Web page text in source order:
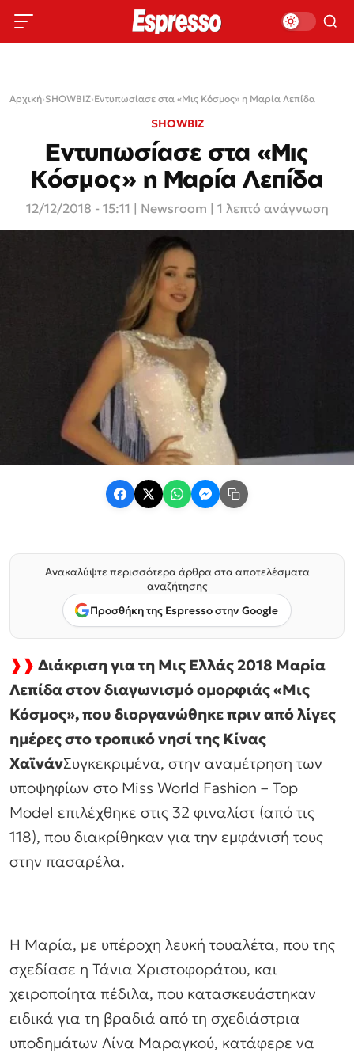
Αρχική›SHOWBIZ›Εντυπωσίασε στα «Μις Κόσμος» η Μαρία Λεπίδα
SHOWBIZ
Εντυπωσίασε στα «Μις
Κόσμος» η Μαρία Λεπίδα
12/12/2018 - 15:11 Newsroom | 1 λεπτό ανάγνωση
Ανακαλύψτε περισσότερα άρθρα στα αποτελέσματα
αναζήτησης
Προσθήκη της Espresso στην Google
❱❱ Διάκριση για τη Μις Ελλάς 2018 Μαρία
Λεπίδα στον διαγωνισμό ομορφιάς «Μις
Κόσμος», που διοργανώθηκε πριν από λίγες
ημέρες στο τροπικό νησί της Κίνας
ΧαϊνάνΣυγκεκριμένα, στην αναμέτρηση των
υποψηφίων στο Miss World Fashion – Top
Model επιλέχθηκε στις 32 φιναλίστ (από τις
118), που διακρίθηκαν για την εμφάνισή τους
στην πασαρέλα.
Η Μαρία, με υπέροχη λευκή τουαλέτα, που της
σχεδίασε η Τάνια Χριστοφοράτου, και
χειροποίητα πέδιλα, που κατασκευάστηκαν
ειδικά για τη βραδιά από τη σχεδιάστρια
υποδημάτων Λίνα Μαραγκού, κατάφερε να